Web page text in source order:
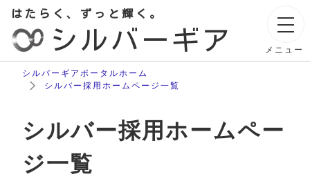
シルバーギア
はたらく、ずっと輝く。
メニュー
シルバーギアポータルホーム
シルバー採用ホームページ一覧
シルバー採用ホームペー
ジ一覧